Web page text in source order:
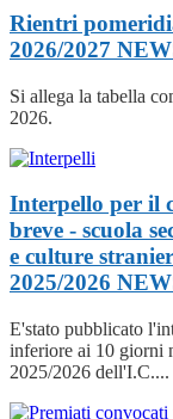
Rientri
2026/2027
Si allega la tabella
2026.
Interpello per il
breve - scuola
e culture
2025/2026
E'stato pubblicato
inferiore ai 10 giorni
2025/2026 dell'I.C....